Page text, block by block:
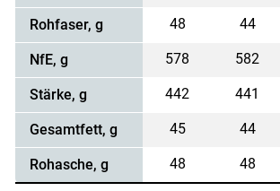
Rohfaser, g 48 44
NfE, g 578 582
Stärke, g 442 441
Gesamtfett, g 45 44
Rohasche, g 48 48